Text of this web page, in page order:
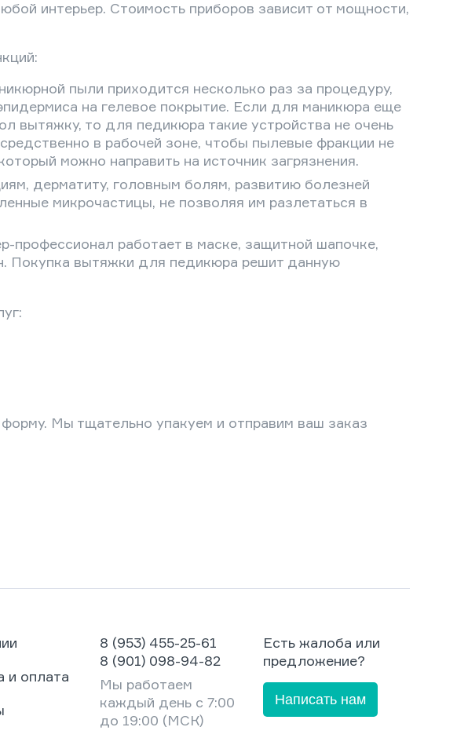
интерьер. Стоимость приборов зависит от мощности,
пыли приходится несколько раз за процедуру,
на гелевое покрытие. Если для маникюра еще
вытяжку, то для педикюра такие устройства не очень
в рабочей зоне, чтобы пылевые фракции не
можно направить на источник загрязнения.
дерматиту, головным болям, развитию болезней
микрочастицы, не позволяя им разлетаться в
работает в маске, защитной шапочке,
Покупка вытяжки для педикюра решит данную
Мы тщательно упакуем и отправим ваш заказ
и оплата
8 (953) 455-25-61
8 (901) 098-94-82
Мы работаем
каждый день с 7:00
до 19:00 (МСК)
Есть жалоба или
предложение?
Написать нам